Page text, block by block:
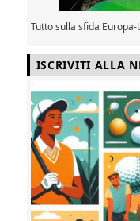
Tutto sulla sfida
ISCRIVITI ALLA